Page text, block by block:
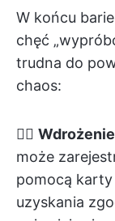
W końcu
chęć
trudna do
chaos:
👉🏽
może
pomocą
uzyskania